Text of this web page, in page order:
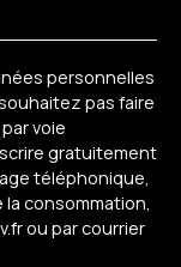
personnelles
pas faire
voie
gratuitement
téléphonique,
la consommation,
ou par courrier